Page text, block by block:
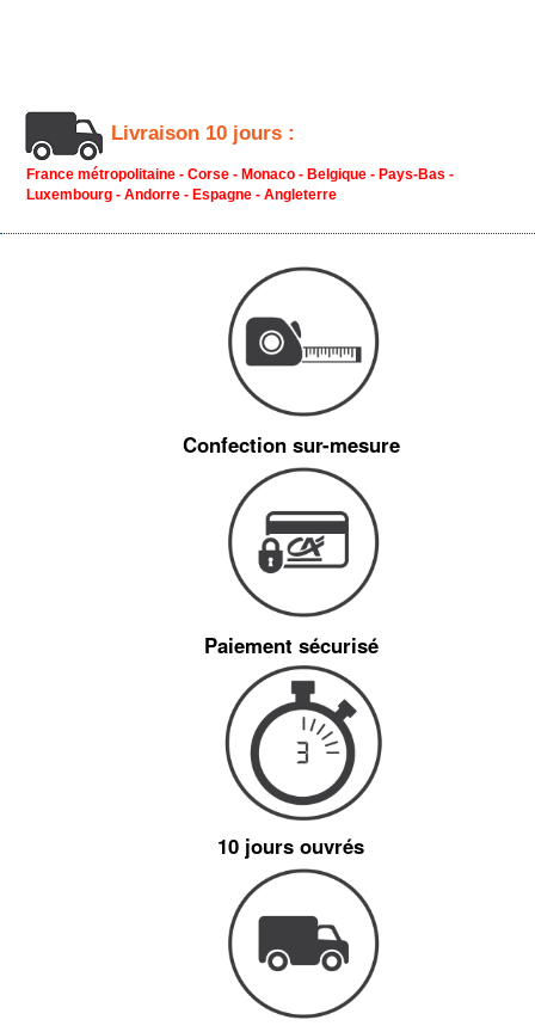
Livraison 10 jours :
France métropolitaine - Corse - Monaco - Belgique - Pays-Bas -
Luxembourg - Andorre - Espagne - Angleterre
Confection sur-mesure
Paiement sécurisé
10 jours ouvrés